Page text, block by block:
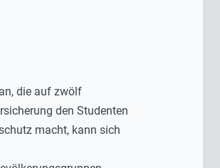
die auf zwölf
den Studenten
macht, kann sich